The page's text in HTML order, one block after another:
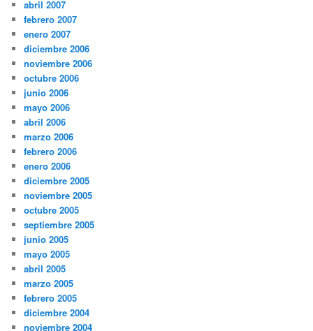
abril 2007
febrero 2007
enero 2007
diciembre 2006
noviembre 2006
octubre 2006
junio 2006
mayo 2006
abril 2006
marzo 2006
febrero 2006
enero 2006
diciembre 2005
noviembre 2005
octubre 2005
septiembre 2005
junio 2005
mayo 2005
abril 2005
marzo 2005
febrero 2005
diciembre 2004
noviembre 2004